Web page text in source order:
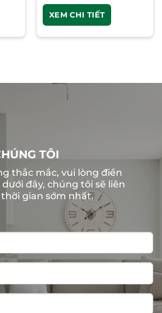
XEM CHI TIẾT
TÔI
thắc mắc, vui lòng điền
đây, chúng tôi sẽ liên
gian sớm nhất.